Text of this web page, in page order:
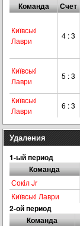
Команда
Счет
Київськi
Лаври
4 : 3
Київськi
Лаври
5 : 3
Київськi
Лаври
6 : 3
Удаления
1-ый период
Команда
Сокiл Jr
Київськi Лаври
2-ой период
Команда